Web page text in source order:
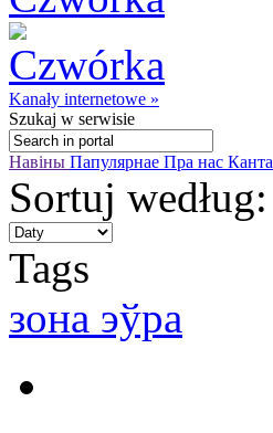
Kanały internetowe »
Szukaj w serwisie
Навіны Папулярнае Пра нас
Sortuj według:
Tags
зона эўра